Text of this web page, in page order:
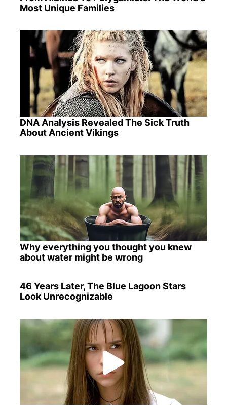
Most Unique Families
DNA Analysis Revealed The Sick Truth
About Ancient Vikings
Why everything you thought you knew
about water might be wrong
46 Years Later, The Blue Lagoon Stars
Look Unrecognizable